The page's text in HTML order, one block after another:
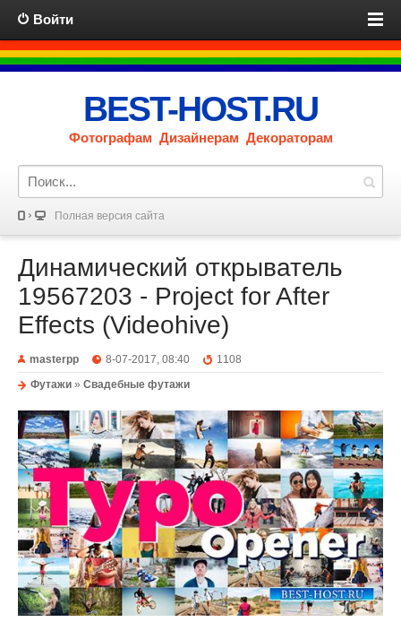
Войти
BEST-HOST.RU
Фотографам Дизайнерам Декораторам
Полная версия сайта
Динамический открыватель
19567203 - Project for After
Effects (Videohive)
masterpp 8-07-2017, 08:40
1108
Футажи » Свадебные футажи